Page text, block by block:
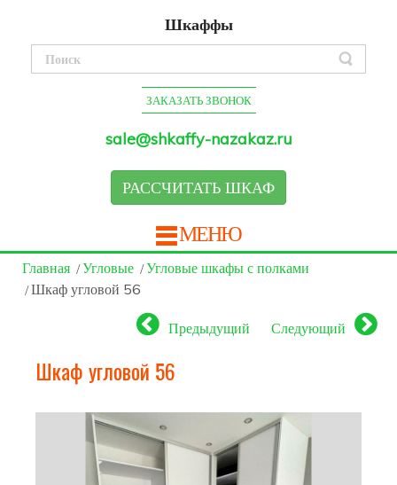
Шкаффы
ЗАКАЗАТЬ ЗВОНОК
sale@shkaffy-nazakaz.ru
РАССЧИТАТЬ ШКАФ
МЕНЮ
Главная Угловые
Угловые шкафы с полками
Шкаф угловой 56
Предыдущий Следующий
Шкаф угловой 56